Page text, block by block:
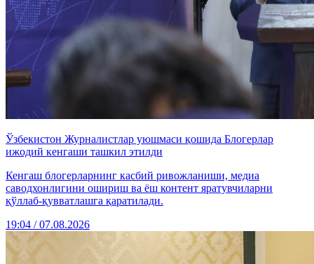
Ўзбекистон Журналистлар уюшмаси қошида Блогерлар
ижодий кенгаши ташкил этилди
Кенгаш блогерларнинг касбий ривожланиши, медиа
саводхонлигини ошириш ва ёш контент яратувчиларни
қўллаб-қувватлашга қаратилади.
19:04 / 07.08.2026